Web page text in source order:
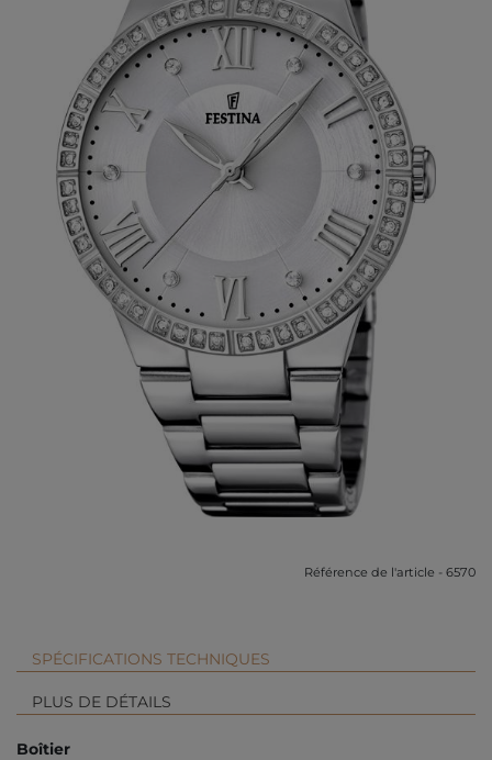
Référence de l'article - 6570
SPÉCIFICATIONS TECHNIQUES
PLUS DE DÉTAILS
Boîtier